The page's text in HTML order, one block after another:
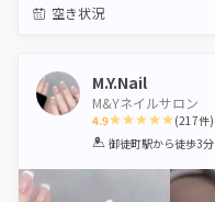
空き状況
M.Y.Nail
M&Yネイルサロン
4.9
1 2 3 4 5
(217件)
御徒町駅から徒歩3分